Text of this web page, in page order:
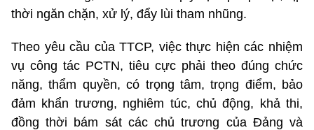
thời ngăn chặn, xử lý, đẩy lùi tham nhũng.
Theo yêu cầu của TTCP, việc thực hiện các nhiệm
vụ công tác PCTN, tiêu cực phải theo đúng chức
năng, thẩm quyền, có trọng tâm, trọng điểm, bảo
đảm khẩn trương, nghiêm túc, chủ động, khả thi,
đồng thời bám sát các chủ trương của Đảng và